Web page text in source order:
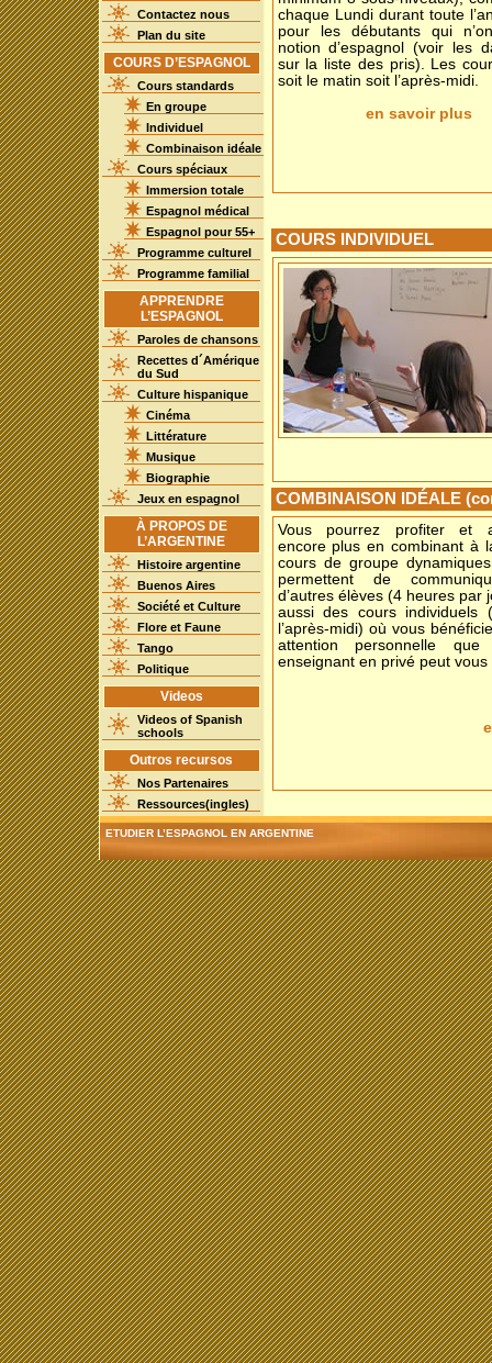
Contactez nous
Plan du site
COURS D’ESPAGNOL
Cours standards
En groupe
Individuel
Combinaison idéale
Cours spéciaux
Immersion totale
Espagnol médical
Espagnol pour 55+
Programme culturel
Programme familial
APPRENDRE
L’ESPAGNOL
Paroles de chansons
Recettes d´Amérique
du Sud
Culture hispanique
Cinéma
Littérature
Musique
Biographie
Jeux en espagnol
À PROPOS DE
L’ARGENTINE
Histoire argentine
Buenos Aires
Société et Culture
Flore et Faune
Tango
Politique
Videos
Videos of Spanish
schools
Outros recursos
Nos Partenaires
Ressources(ingles)
chaque Lundi durant toute
pour les débutants qui
notion d’espagnol (voir les
sur la liste des pris). Les
soit le matin soit l’après-midi.
en savoir plus
COURS INDIVIDUEL
COMBINAISON IDÉALE
Vous pourrez profiter et
encore plus en combinant à
cours de groupe
permettent de
d’autres élèves (4 heures par
aussi des cours individuels
l’après-midi) où vous
attention personnelle
enseignant en privé peut vous
ETUDIER L’ESPAGNOL EN ARGENTINE